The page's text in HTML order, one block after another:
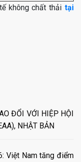
không chất thải tại
ĐỔI VỚI HIỆP HỘI
NHẬT BẢN
Việt Nam tăng điểm